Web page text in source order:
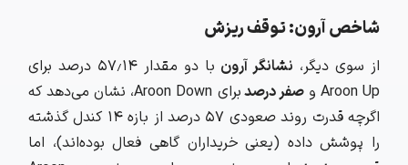
شاخص آرون: توقف ریزش
از سوی دیگر، نشانگر آرون
با دو مقدار ۵۷٫۱۴ درصد برای
Aroon Up و
صفر درصد
برای Aroon Down، نشان می‌دهد که
اگرچه قدرت روند صعودی ۵۷ درصد از بازه ۱۴ کندل گذشته
را پوشش داده (یعنی خریداران گاهی فعال بوده‌اند)، اما